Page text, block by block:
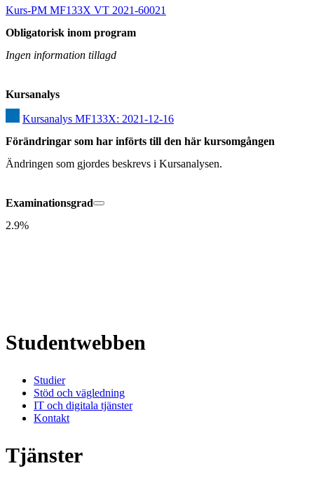
Kurs-PM MF133X VT 2021-60021
Obligatorisk inom program
Ingen information tillagd
Kursanalys
Kursanalys MF133X: 2021-12-16
Förändringar som har införts till den här kursomgången
Ändringen som gjordes beskrevs i Kursanalysen.
Examinationsgrad
2.9%
Studentwebben
Studier
Stöd och vägledning
IT och digitala tjänster
Kontakt
Tjänster